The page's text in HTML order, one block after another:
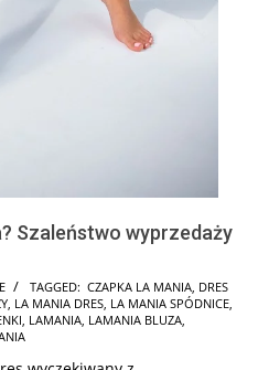
Szaleństwo wyprzedaży
TAGGED: CZAPKA LA MANIA DRES
LA MANIA DRES LA MANIA SPÓDNICE
LAMANIA LAMANIA BLUZA